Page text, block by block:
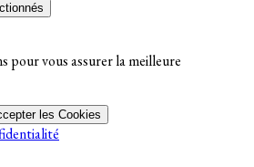
pour vous assurer la meilleure
les Cookies